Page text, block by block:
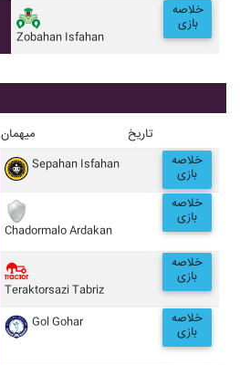
Zobahan Isfahan
خلاصه
بازی
میهمان تاریخ
Sepahan Isfahan خلاصه
بازی
Chadormalo Ardakan
خلاصه
بازی
Teraktorsazi Tabriz
خلاصه
بازی
Gol Gohar خلاصه
بازی